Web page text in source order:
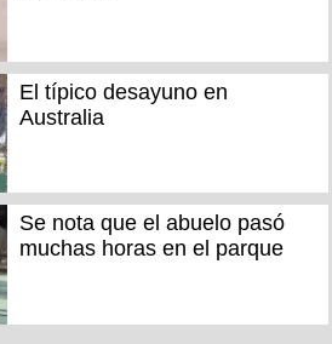
El típico desayuno en
Australia
Se nota que el abuelo pasó
muchas horas en el parque